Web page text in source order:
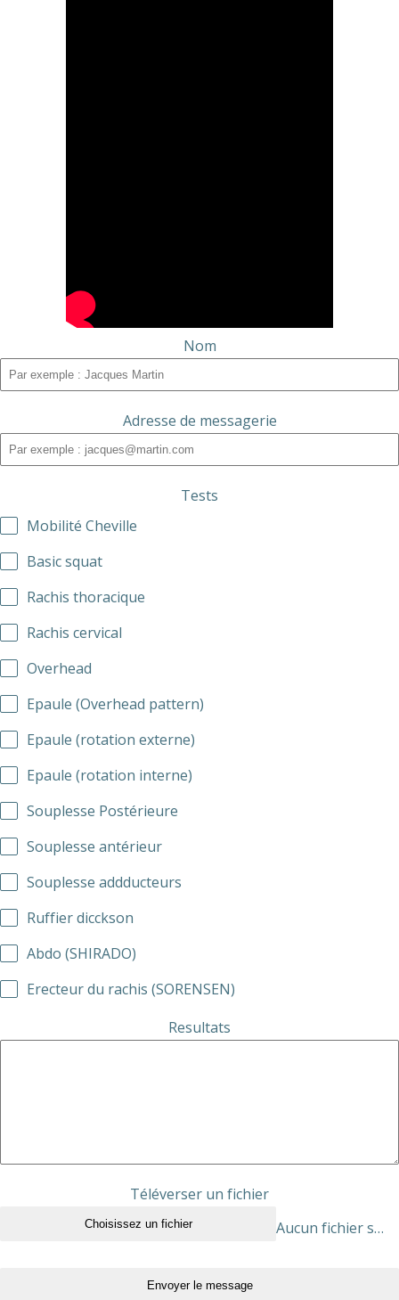
Nom
Adresse de messagerie
Tests
Mobilité Cheville
Basic squat
Rachis thoracique
Rachis cervical
Overhead
Epaule (Overhead pattern)
Epaule (rotation externe)
Epaule (rotation interne)
Souplesse Postérieure
Souplesse antérieur
Souplesse addducteurs
Ruffier dicckson
Abdo (SHIRADO)
Erecteur du rachis (SORENSEN)
Resultats
Téléverser un fichier
Choisissez un fichier Aucun fichier sélectionné
Envoyer le message